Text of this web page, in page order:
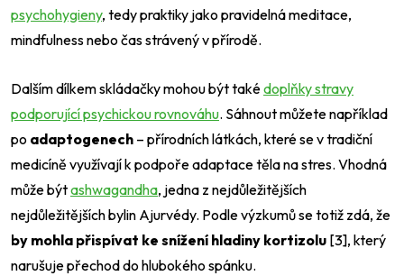
psychohygieny, tedy praktiky jako pravidelná meditace,
mindfulness nebo čas strávený v přírodě.
Dalším dílkem skládačky mohou být takédoplňky stravy
podporující psychickou rovnováhu. Sáhnout můžete například
po adaptogenech – přírodních látkách, které se v tradiční
medicíně využívají k podpoře adaptace těla na stres. Vhodná
může býtashwagandha, jedna z nejdůležitějších
nejdůležitějších bylin Ajurvédy. Podle výzkumů se totiž zdá, že
by mohla přispívat ke snížení hladiny kortizolu [3], který
narušuje přechod do hlubokého spánku.